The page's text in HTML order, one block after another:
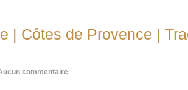
| Côtes de Provence |
commentaire